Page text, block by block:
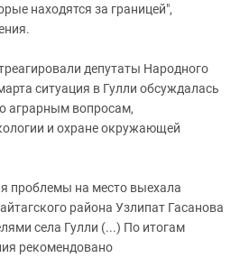
находятся за границей",
депутаты Народного
ситуация в Гулли обсуждалась
аграрным вопросам,
и охране окружающей
проблемы на место выехала
района Узлипат Гасанова
села Гулли (...) По итогам
рекомендовано